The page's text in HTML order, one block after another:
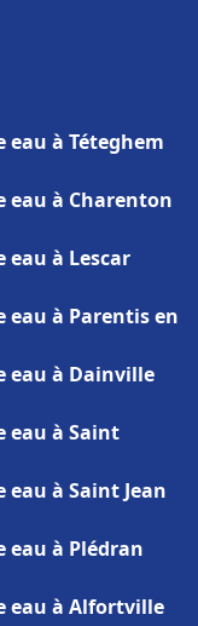
à Téteghem
à Charenton
à Lescar
à Parentis en
eau à Dainville
eau à Saint
à Saint Jean
à Plédran
eau à Alfortville